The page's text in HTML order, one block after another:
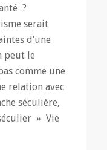
?
serait
d’une
peut le
comme une
relation avec
séculière,
» Vie